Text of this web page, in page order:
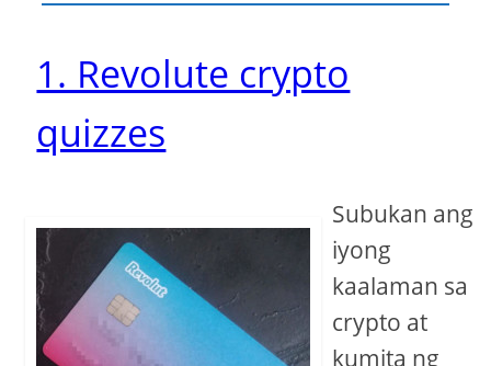
1. Revolute crypto
quizzes
Subukan ang
iyong
kaalaman sa
crypto at
kumita ng